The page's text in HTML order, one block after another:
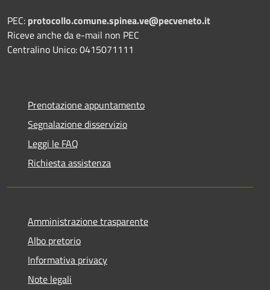
PEC: protocollo.comune.spinea.ve@pecveneto.it
Riceve anche da e-mail non PEC
Centralino Unico: 0415071111
Prenotazione appuntamento
Segnalazione disservizio
Leggi le FAQ
Richiesta assistenza
Amministrazione trasparente
Albo pretorio
Informativa privacy
Note legali